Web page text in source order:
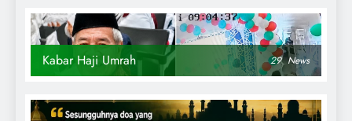
Kabar Haji Umrah 29 News